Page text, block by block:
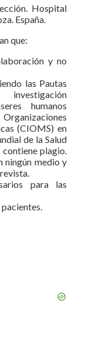
Hospital
España.
que:
y no
las Pautas
humanos
(CIOMS) en
de la Salud
plagio.
ningún medio y
para las